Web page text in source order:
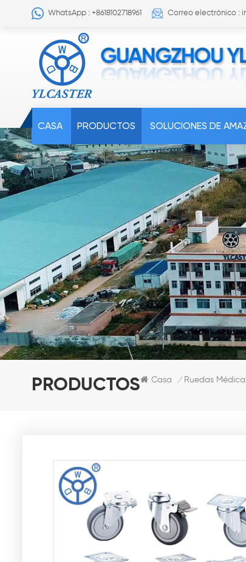
WhatsApp : +8618102718961 Correo electrónico :
CASA PRODUCTOS SOLUCIONES DE
PRODUCTOS Casa / Ruedas